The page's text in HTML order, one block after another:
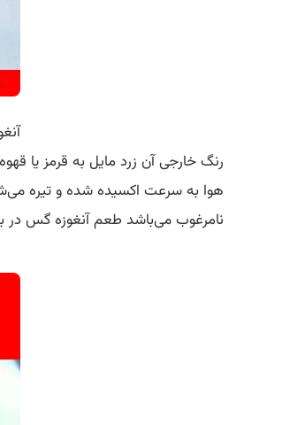
رنگ خارجی آن زرد مایل به قرمز یا
هوا به سرعت اکسیده شده و تیره
نامرغوب می‌باشد طعم آنغوزه گس در